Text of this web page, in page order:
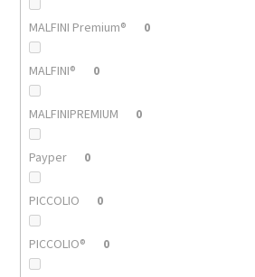
MALFINI Premium® 0
MALFINI® 0
MALFINIPREMIUM 0
Payper 0
PICCOLIO 0
PICCOLIO® 0